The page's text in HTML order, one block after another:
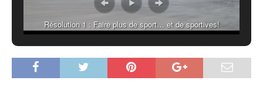
Résolution 1 : Faire plus de sport… et de sportives!